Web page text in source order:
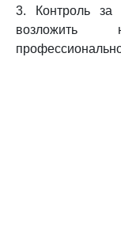
3. Контроль за
возложить